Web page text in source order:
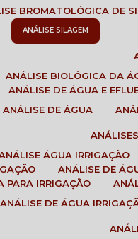
BROMATOLÓGICA DE
ANÁLISE SILAGEM
ANÁLISE BIOLÓGICA DA
ANÁLISE DE ÁGUA E
ANÁLISE DE ÁGUA
ANÁLISE ÁGUA IRRIGAÇÃO
ANÁLISE DE
PARA IRRIGAÇÃO
ANÁLISE DE ÁGUA